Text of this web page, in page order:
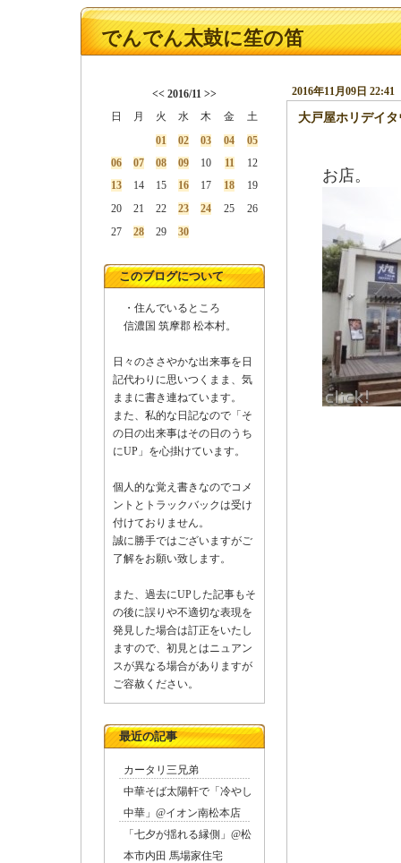
でんでん太鼓に笙の笛
<< 2016/11 >>
日
月 火 水 木 金
土
01
02 03 04
05
06
07 08 09 10 11
12
13
14 15 16 17 18
19
20
21 22 23 24 25
26
27
28 29 30
このブログについて
・住んでいるところ
信濃国 筑摩郡 松本村。
日々のささやかな出来事を日
記代わりに思いつくまま、気
ままに書き連ねています。
また、私的な日記なので「そ
の日の出来事はその日のうち
にUP」を心掛けています。
個人的な覚え書きなのでコメ
ントとトラックバックは受け
付けておりません。
誠に勝手ではございますがご
了解をお願い致します。
また、過去にUPした記事もそ
の後に誤りや不適切な表現を
発見した場合は訂正をいたし
ますので、初見とはニュアン
スが異なる場合がありますが
ご容赦ください。
最近の記事
カータリ三兄弟
中華そば太陽軒で「冷やし
中華」@イオン南松本店
「七夕が揺れる縁側」@松
本市内田 馬場家住宅
大戸屋ホリデイ
2016年11月09日 22:41
お店。